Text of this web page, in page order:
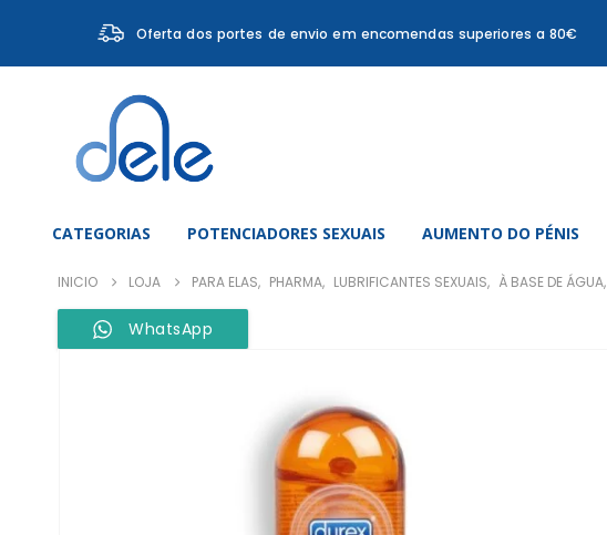
Oferta dos portes de envio em encomendas superiores a 80€
CATEGORIAS POTENCIADORES SEXUAIS AUMENTO DO PÉNIS
INICIO LOJA PARA ELAS, PHARMA, LUBRIFICANTES SEXUAIS, À BASE DE ÁGUA,
WhatsApp